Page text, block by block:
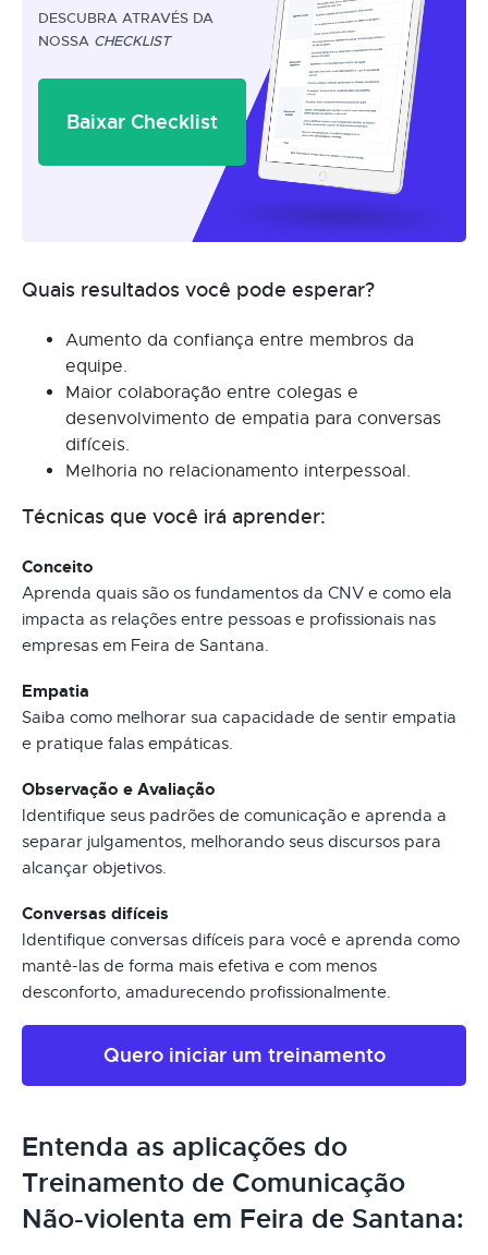
DESCUBRA ATRAVÉS DA
NOSSA CHECKLIST
Baixar Checklist
Quais resultados você pode esperar?
Aumento da confiança entre membros da
equipe.
Maior colaboração entre colegas e
desenvolvimento de empatia para conversas
difíceis.
Melhoria no relacionamento interpessoal.
Técnicas que você irá aprender:
Conceito
Aprenda quais são os fundamentos da CNV e como ela
impacta as relações entre pessoas e profissionais nas
empresas em Feira de Santana.
Empatia
Saiba como melhorar sua capacidade de sentir empatia
e pratique falas empáticas.
Observação e Avaliação
Identifique seus padrões de comunicação e aprenda a
separar julgamentos, melhorando seus discursos para
alcançar objetivos.
Conversas difíceis
Identifique conversas difíceis para você e aprenda como
mantê-las de forma mais efetiva e com menos
desconforto, amadurecendo profissionalmente.
Quero iniciar um treinamento
Entenda as aplicações do
Treinamento de Comunicação
Não-violenta em Feira de Santana: